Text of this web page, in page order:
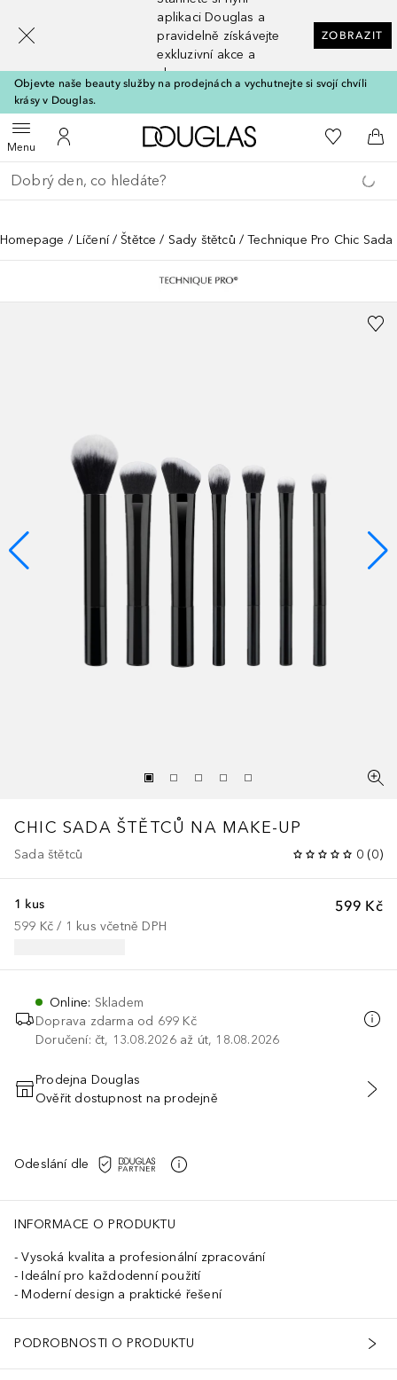
aplikaci Douglas a
pravidelně získávejte
exkluzivní akce a
slevy
ZOBRAZIT
Objevte naše beauty služby na prodejnách a vychutnejte si svojí chvíli
krásy v Douglas.
MenuOtevřít menuK mému účtu
Domů K mému
Do
Vraťte se
Proveďte vyhledávání
Homepage Líčení Štětce Sady štětců Technique Pro Chic
CHIC SADA ŠTĚTCŮ NA MAKE-UP
Sada štětců 0 (0)
599 Kč
1 kus
599 Kč / 1 kus včetně DPH
Online: Skladem
Doprava zdarma od 699 Kč
Doručení: čt, 13.08.2026 až út, 18.08.2026
PŘIDAT DO KOŠÍKU
Prodejna Douglas
Ověřit dostupnost na prodejně
Odeslání dle
INFORMACE O PRODUKTU
Vysoká kvalita a profesionální zpracování
Ideální pro každodenní použití
Moderní design a praktické řešení
PODROBNOSTI O PRODUKTU
[navigation.slideout.screenreader]